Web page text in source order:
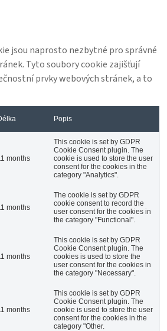
jsou naprosto nezbytné pro správné
Tyto soubory cookie zajišťují
prvky webových stránek, a to
Popis
months
This cookie is set by GDPR
Cookie Consent plugin. The
cookie is used to store the user
consent for the cookies in the
category "Analytics".
months
The cookie is set by GDPR
cookie consent to record the
user consent for the cookies in
the category "Functional".
months
This cookie is set by GDPR
Cookie Consent plugin. The
cookies is used to store the
user consent for the cookies in
the category "Necessary".
months
This cookie is set by GDPR
Cookie Consent plugin. The
cookie is used to store the user
consent for the cookies in the
category "Other.